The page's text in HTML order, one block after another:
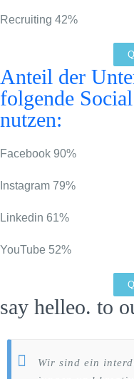
Recruiting 42%
Anteil der
folgende
nutzen:
Facebook 90%
Instagram 79%
Linkedin 61%
YouTube 52%
say helleo. to
Wir sind ein